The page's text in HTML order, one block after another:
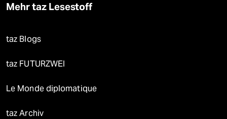
Mehr taz Lesestoff
taz Blogs
taz FUTURZWEI
Le Monde diplomatique
taz Archiv